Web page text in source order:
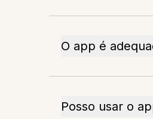
O app é
Posso usar o